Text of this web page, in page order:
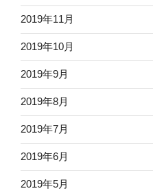
2019年11月
2019年10月
2019年9月
2019年8月
2019年7月
2019年6月
2019年5月